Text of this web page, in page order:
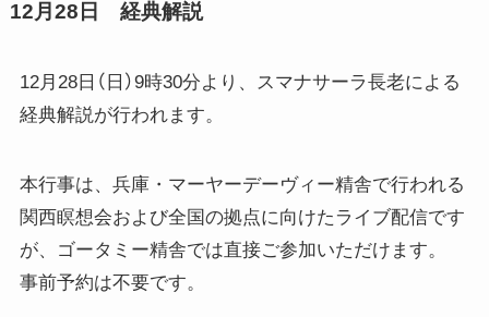
12月28日 経典解説
12月28日（日）9時30分より、スマナサーラ長老による
経典解説が行われます。
本行事は、兵庫・マーヤーデーヴィー精舎で行われる
関西瞑想会および全国の拠点に向けたライブ配信です
が、ゴータミー精舎では直接ご参加いただけます。
事前予約は不要です。